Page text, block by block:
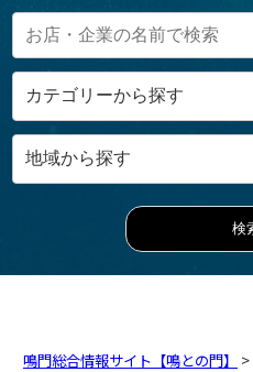
鳴門総合情報サイト【鳴との門】 >